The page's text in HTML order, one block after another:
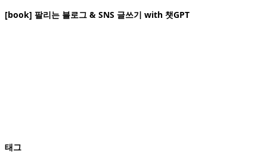
[book] 팔리는 블로그 & SNS 글쓰기 with 챗GPT
태그